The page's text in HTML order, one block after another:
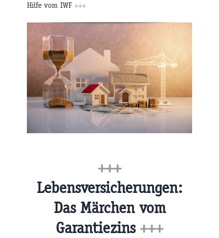
Hilfe vom IWF +++
+++
Lebensversicherungen:
Das Märchen vom
Garantiezins +++